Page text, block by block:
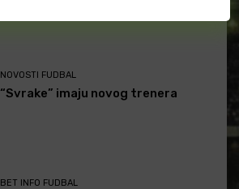
NOVOSTI FUDBAL
“Svrake” imaju novog trenera
BET INFO FUDBAL